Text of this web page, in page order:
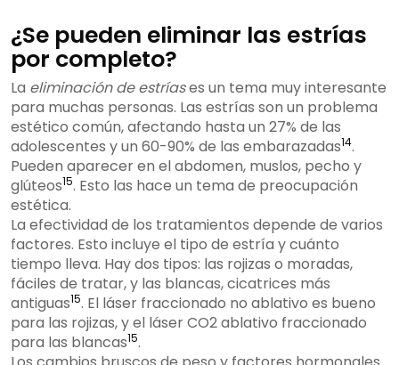
¿Se pueden eliminar las estrías
por completo?
La eliminación de estríases un tema muy interesante
para muchas personas. Las estrías son un problema
estético común, afectando hasta un 27% de las
adolescentes y un 60-90% de las embarazadas14.
Pueden aparecer en el abdomen, muslos, pecho y
glúteos15. Esto las hace un tema de preocupación
estética.
La efectividad de los tratamientos depende de varios
factores. Esto incluye el tipo de estría y cuánto
tiempo lleva. Hay dos tipos: las rojizas o moradas,
fáciles de tratar, y las blancas, cicatrices más
antiguas15. El láser fraccionado no ablativo es bueno
para las rojizas, y el láser CO2 ablativo fraccionado
para las blancas15.